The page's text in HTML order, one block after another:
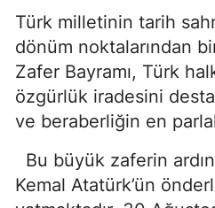
Türk milletinin tarih
dönüm noktalarından
Zafer Bayramı, Türk
özgürlük iradesini
ve beraberliğin en
Bu büyük zaferin
Kemal Atatürk’ün